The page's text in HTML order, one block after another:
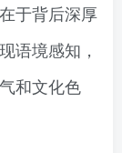
于背后深厚
语境感知，
和文化色